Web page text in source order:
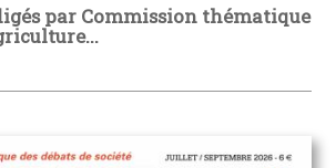
par Commission thématique